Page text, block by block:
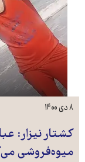
کشتار نیزار:
میوه‌فروشی
۸ دی ۱۴۰۰